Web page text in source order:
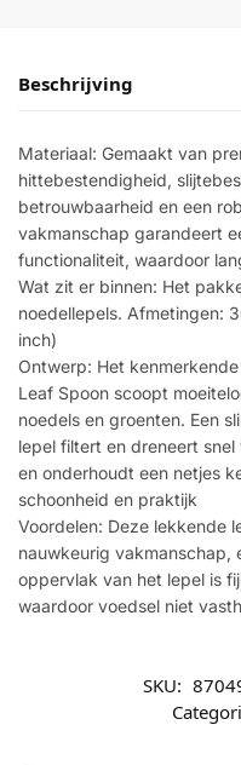
Beschrijving
Materiaal: Gemaakt van
hittebestendigheid,
betrouwbaarheid en een
vakmanschap garandeert
functionaliteit, waardoor
Wat zit er binnen: Het
noedellepels. Afmetingen:
inch)
Ontwerp: Het
Leaf Spoon scoopt
noedels en groenten. Een
lepel filtert en dreneert
en onderhoudt een netjes
schoonheid en praktijk
Voordelen: Deze lekkende
nauwkeurig vakmanschap,
oppervlak van het lepel is
waardoor voedsel niet
SKU: